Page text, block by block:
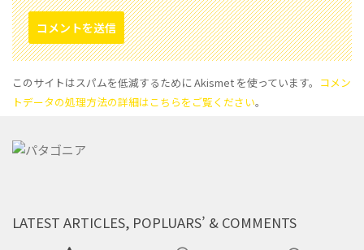
このサイトはスパムを低減するために Akismet を使っています。 コメン
トデータの処理方法の詳細はこちらをご覧ください。
LATEST ARTICLES, POPLUARS’ & COMMENTS